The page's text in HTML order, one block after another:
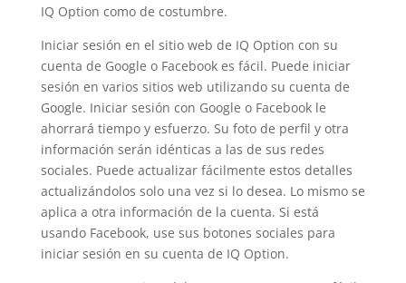
IQ Option como de costumbre.
Iniciar sesión en el sitio web de IQ Option con su
cuenta de Google o Facebook es fácil. Puede iniciar
sesión en varios sitios web utilizando su cuenta de
Google. Iniciar sesión con Google o Facebook le
ahorrará tiempo y esfuerzo. Su foto de perfil y otra
información serán idénticas a las de sus redes
sociales. Puede actualizar fácilmente estos detalles
actualizándolos solo una vez si lo desea. Lo mismo se
aplica a otra información de la cuenta. Si está
usando Facebook, use sus botones sociales para
iniciar sesión en su cuenta de IQ Option.